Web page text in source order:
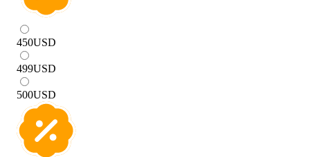
450USD
499USD
500USD